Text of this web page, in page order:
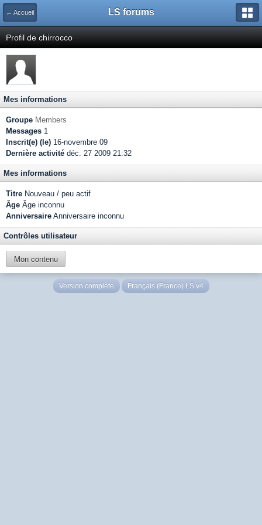
← Accueil LS forums
Profil de chirrocco
Mes informations
Groupe Members
Messages 1
Inscrit(e) (le) 16-novembre 09
Dernière activité déc. 27 2009 21:32
Mes informations
Titre Nouveau / peu actif
Âge Âge inconnu
Anniversaire Anniversaire inconnu
Contrôles utilisateur
Mon contenu
Version complète Français (France) LS v4